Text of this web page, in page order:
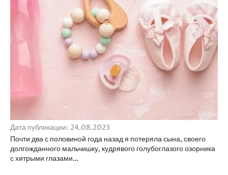
Дата публикации: 24.08.2023
Почти два с половиной года назад я потеряла сына, своего
долгожданного мальчишку, кудрявого голубоглазого озорника
с хитрыми глазами…